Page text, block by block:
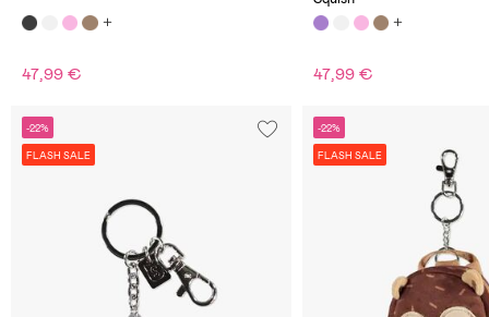
47,99 € 47,99 €
-22%
FLASH SALE
-22%
FLASH SALE